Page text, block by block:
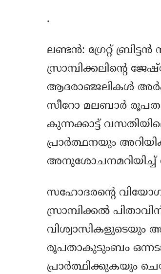
.
ലണ്ടൻ: ഗ്രേറ്റ്
സ്രാമ്പിക്കലിന്റെ
ആദരാഞ്ജലികൾ
സീറോ മലബാർ
കുന്നക്കാട്ട്
പ്രാർത്ഥനയും
സഹോദരന്റെ
സ്രാമ്പിക്കൽ
രൂപതാകുടുംബം
പ്രാർത്ഥിക്കുകയും